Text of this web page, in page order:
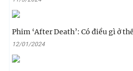
Phim ‘After Death’: Có điều gì ở
12/01/2024